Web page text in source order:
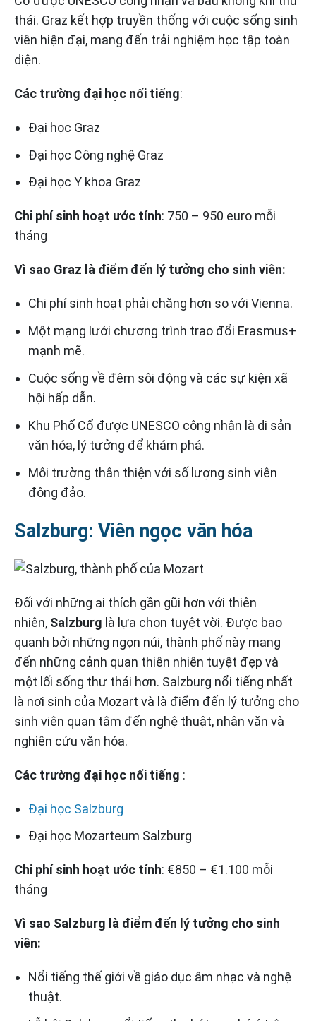
thái. Graz kết hợp truyền thống với cuộc sống sinh
viên hiện đại, mang đến trải nghiệm học tập toàn
diện.
Các trường đại học nổi tiếng:
Đại học Graz
Đại học Công nghệ Graz
Đại học Y khoa Graz
Chi phí sinh hoạt ước tính: 750 – 950 euro mỗi
tháng
Vì sao Graz là điểm đến lý tưởng cho sinh viên:
Chi phí sinh hoạt phải chăng hơn so với Vienna.
Một mạng lưới chương trình trao đổi Erasmus+
mạnh mẽ.
Cuộc sống về đêm sôi động và các sự kiện xã
hội hấp dẫn.
Khu Phố Cổ được UNESCO công nhận là di sản
văn hóa, lý tưởng để khám phá.
Môi trường thân thiện với số lượng sinh viên
đông đảo.
Salzburg: Viên ngọc văn hóa
Đối với những ai thích gần gũi hơn với thiên
nhiên, Salzburg là lựa chọn tuyệt vời. Được bao
quanh bởi những ngọn núi, thành phố này mang
đến những cảnh quan thiên nhiên tuyệt đẹp và
một lối sống thư thái hơn. Salzburg nổi tiếng nhất
là nơi sinh của Mozart và là điểm đến lý tưởng cho
sinh viên quan tâm đến nghệ thuật, nhân văn và
nghiên cứu văn hóa.
Các trường đại học nổi tiếng :
Đại học Salzburg
Đại học Mozarteum Salzburg
Chi phí sinh hoạt ước tính: €850 – €1.100 mỗi
tháng
Vì sao Salzburg là điểm đến lý tưởng cho sinh
viên:
Nổi tiếng thế giới về giáo dục âm nhạc và nghệ
thuật.